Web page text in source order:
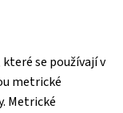
se používají v
metrické
Metrické